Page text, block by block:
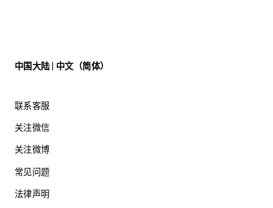
中国大陆 | 中文（简体）
联系客服
关注微信
关注微博
常见问题
法律声明